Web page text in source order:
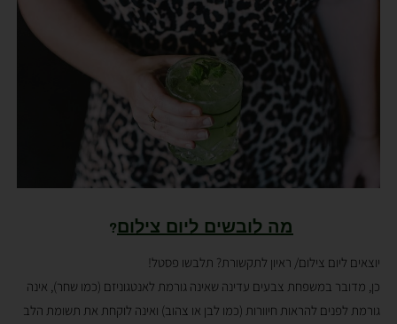
מה לובשים ליום צילום?
יוצאים ליום צילום/ ראיון לתקשורת? תלבשו פסטל!
כן, מדובר במשפחת צבעים עדינה שאינה גורמת לאנטגוניזם (כמו שחר), אינה
גורמת לפנים להראות חיוורות (כמו לבן או צהוב) ואינה לוקחת את תשומת הלב